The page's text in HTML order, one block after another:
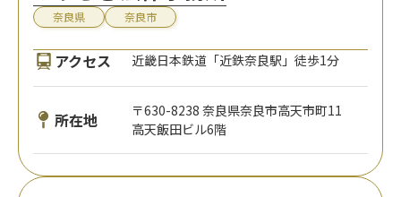
奈良県 奈良市
アクセス 近畿日本鉄道「近鉄奈良駅」徒歩1分
所在地
〒630-8238 奈良県奈良市高天市町11
高天飯田ビル6階